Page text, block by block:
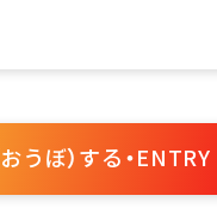
うぼ）する・ENTRY